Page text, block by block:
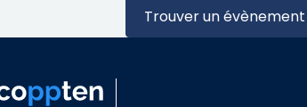
Trouver un évènement